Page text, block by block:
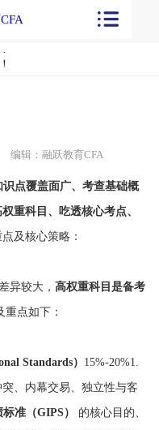
编辑：融跃教育CFA
识点覆盖面广、考查基础概
重科目、吃透核心考点、
及核心策略：
异较大， 高权重科目是备考
点如下：
Standards） 15%-20%1.
突、内幕交易、独立性与客
准（GIPS） 的核心目的、